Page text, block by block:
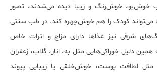
خوش‌بو، خوش‌رنگ و زیبا دیده می‌شدند، تصور
می‌تواند کودک را هم خوش‌چهره کند. در طب سنتی
شرقی نیز غذاها دارای مزاج و اثرات خاص
دلیل خوراکی‌هایی مثل به، انار، گلاب، زعفران
مثل لطافت پوست، خوش‌خلقی یا زیبایی پیوند